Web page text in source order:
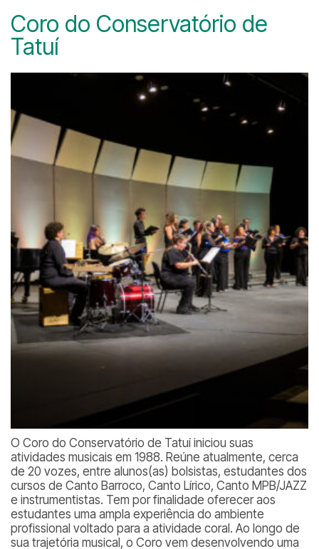
Coro do Conservatório de
Tatuí
O Coro do Conservatório de Tatuí iniciou suas
atividades musicais em 1988. Reúne atualmente, cerca
de 20 vozes, entre alunos(as) bolsistas, estudantes dos
cursos de Canto Barroco, Canto Lírico, Canto MPB/JAZZ
e instrumentistas. Tem por finalidade oferecer aos
estudantes uma ampla experiência do ambiente
profissional voltado para a atividade coral. Ao longo de
sua trajetória musical, o Coro vem desenvolvendo uma